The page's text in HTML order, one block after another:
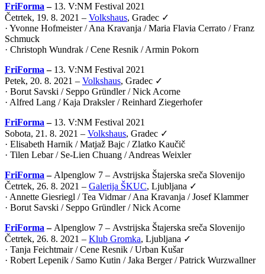
FriForma – 13. V:NM Festival 2021
Četrtek, 19. 8. 2021 – Volkshaus, Gradec ✓
· Yvonne Hofmeister / Ana Kravanja / Maria Flavia Cerrato / Franz
Schmuck
· Christoph Wundrak / Cene Resnik / Armin Pokorn
FriForma – 13. V:NM Festival 2021
Petek, 20. 8. 2021 – Volkshaus, Gradec ✓
· Borut Savski / Seppo Gründler / Nick Acorne
· Alfred Lang / Kaja Draksler / Reinhard Ziegerhofer
FriForma – 13. V:NM Festival 2021
Sobota, 21. 8. 2021 – Volkshaus, Gradec ✓
· Elisabeth Harnik / Matjaž Bajc / Zlatko Kaučič
· Tilen Lebar / Se-Lien Chuang / Andreas Weixler
FriForma – Alpenglow 7 – Avstrijska Štajerska sreča Slovenijo
Četrtek, 26. 8. 2021 – Galerija ŠKUC, Ljubljana ✓
· Annette Giesriegl / Tea Vidmar / Ana Kravanja / Josef Klammer
· Borut Savski / Seppo Gründler / Nick Acorne
FriForma – Alpenglow 7 – Avstrijska Štajerska sreča Slovenijo
Četrtek, 26. 8. 2021 – Klub Gromka, Ljubljana ✓
· Tanja Feichtmair / Cene Resnik / Urban Kušar
· Robert Lepenik / Samo Kutin / Jaka Berger / Patrick Wurzwallner